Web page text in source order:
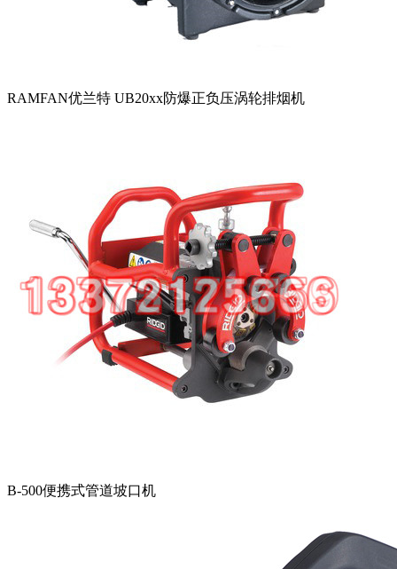
RAMFAN优兰特 UB20xx防爆正负压涡轮排烟机
B-500便携式管道坡口机